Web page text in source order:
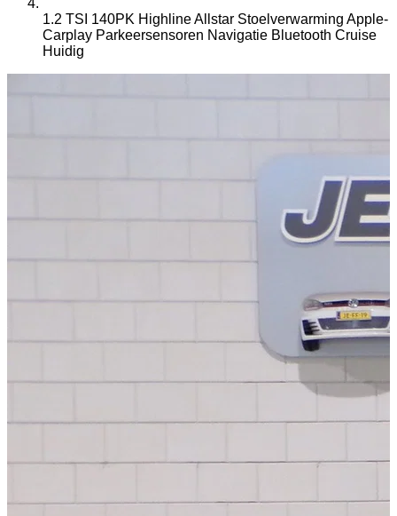
1.2 TSI 140PK Highline Allstar Stoelverwarming Apple-
Carplay Parkeersensoren Navigatie Bluetooth Cruise
Huidig